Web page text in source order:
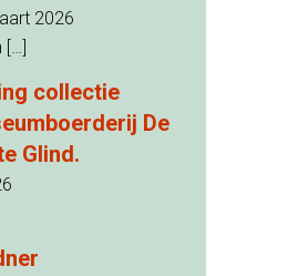
2026
[…]
collectie
De
Glind.